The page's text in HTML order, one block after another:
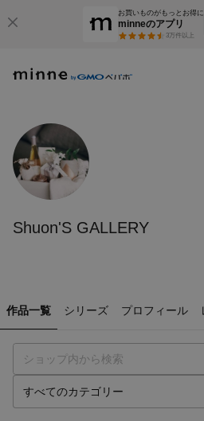
お買いものがもっとお得に
minneのアプリ
3万件以上
Shuon'S GALLERY
作品一覧 シリーズ プロフィール